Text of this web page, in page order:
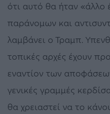
ότι αυτό θα ήταν
παράνομων και
λαμβάνει ο Τραμπ.
τοπικές αρχές έχουν
εναντίον των
γενικές γραμμές
θα χρειαστεί να το